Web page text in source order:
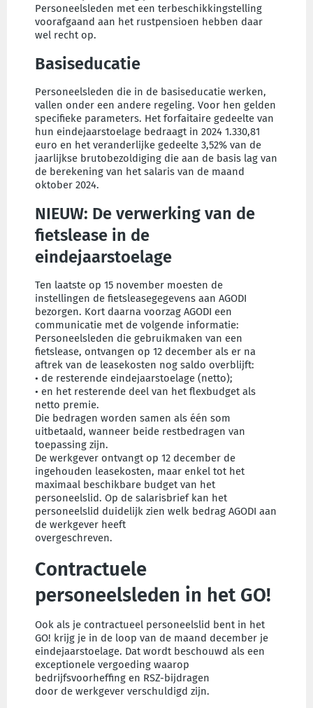
Personeelsleden met een terbeschikkingstelling
voorafgaand aan het rustpensioen hebben daar
wel recht op.
Basiseducatie
Personeelsleden die in de basiseducatie werken,
vallen onder een andere regeling. Voor hen gelden
specifieke parameters. Het forfaitaire gedeelte van
hun eindejaarstoelage bedraagt in 2024 1.330,81
euro en het veranderlijke gedeelte 3,52% van de
jaarlijkse brutobezoldiging die aan de basis lag van
de berekening van het salaris van de maand
oktober 2024.
NIEUW: De verwerking van de
fietslease in de
eindejaarstoelage
Ten laatste op 15 november moesten de
instellingen de fietsleasegegevens aan AGODI
bezorgen. Kort daarna voorzag AGODI een
communicatie met de volgende informatie:
Personeelsleden die gebruikmaken van een
fietslease, ontvangen op 12 december als er na
aftrek van de leasekosten nog saldo overblijft:
• de resterende eindejaarstoelage (netto);
• en het resterende deel van het flexbudget als
netto premie.
Die bedragen worden samen als één som
uitbetaald, wanneer beide restbedragen van
toepassing zijn.
De werkgever ontvangt op 12 december de
ingehouden leasekosten, maar enkel tot het
maximaal beschikbare budget van het
personeelslid. Op de salarisbrief kan het
personeelslid duidelijk zien welk bedrag AGODI aan
de werkgever heeft
overgeschreven.
Contractuele
personeelsleden in het GO!
Ook als je contractueel personeelslid bent in het
GO! krijg je in de loop van de maand december je
eindejaarstoelage. Dat wordt beschouwd als een
exceptionele vergoeding waarop
bedrijfsvoorheffing en RSZ-bijdragen
door de werkgever verschuldigd zijn.